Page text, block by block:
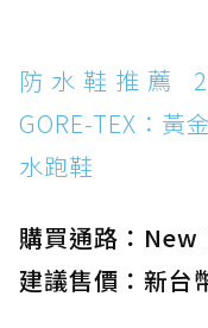
防水鞋推
異大底與全防
防水鞋推薦
防水鞋推薦
GORE-TEX：黃
水跑鞋
購買通路：
建議售價：新台